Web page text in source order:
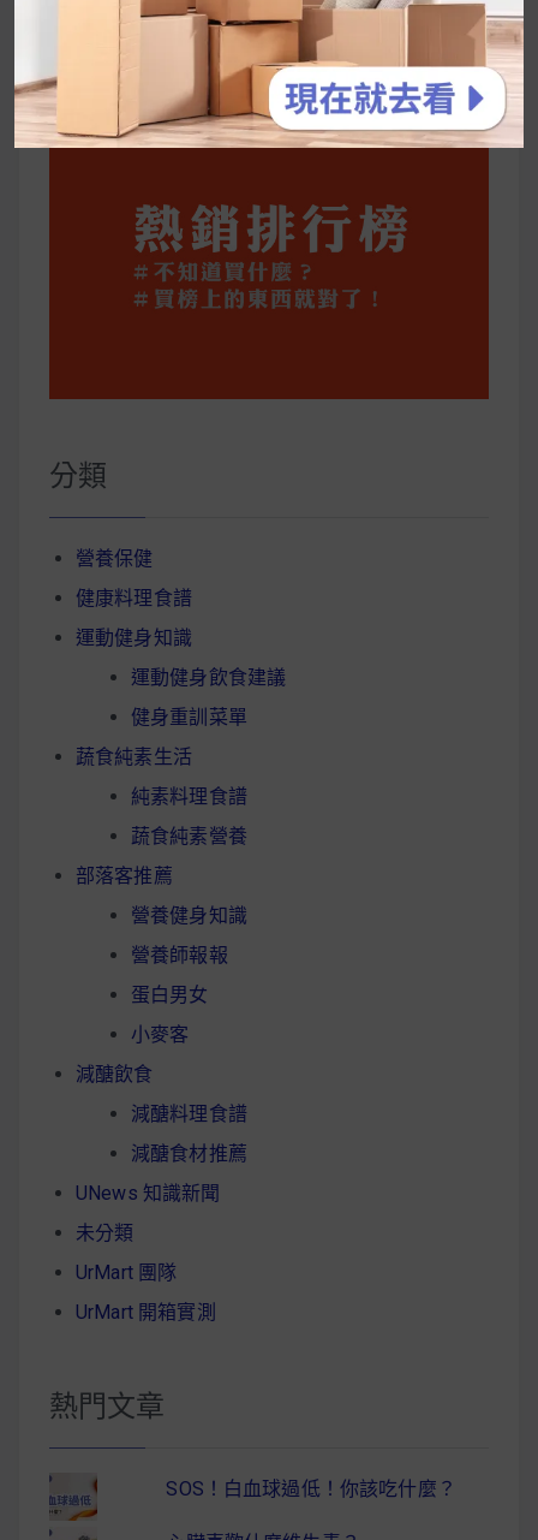
公主營養師：飲食改變也是能快樂執行的！6 個
你一定要知道的技巧
分類
營養保健
健康料理食譜
運動健身知識
運動健身飲食建議
健身重訓菜單
蔬食純素生活
純素料理食譜
蔬食純素營養
部落客推薦
營養健身知識
營養師報報
蛋白男女
小麥客
減醣飲食
減醣料理食譜
減醣食材推薦
UNews 知識新聞
未分類
UrMart 團隊
UrMart 開箱實測
熱門文章
SOS！白血球過低！你該吃什麼？